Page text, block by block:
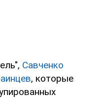
Савченко
, которые